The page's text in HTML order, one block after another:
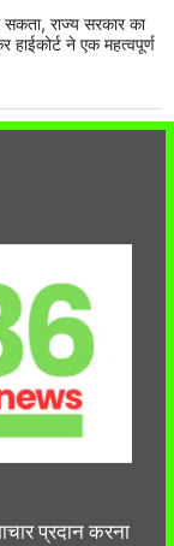
सकता, राज्य सरकार का
ने एक महत्वपूर्ण
प्रदान करना